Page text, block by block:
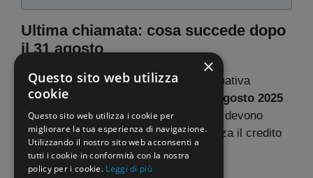
Ultima chiamata: cosa succede dopo
il 31 agosto
Il conto alla rovescia è partito. La normativa
stabilisce che
entro le ore 18 del 31 agosto 2025
le somme della Carta docente 2023/24 devono
essere utilizzate. Dopo questa scadenza il credito
residuo sarà azzerato.
×
Questo sito web utilizza
cookie
Questo sito web utilizza i cookie per
migliorare la tua esperienza di navigazione.
Utilizzando il nostro sito web acconsenti a
tutti i cookie in conformità con la nostra
policy per i cookie. Leggi di più